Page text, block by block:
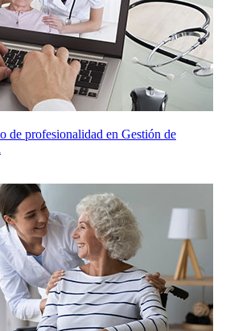
de profesionalidad en Gestión de